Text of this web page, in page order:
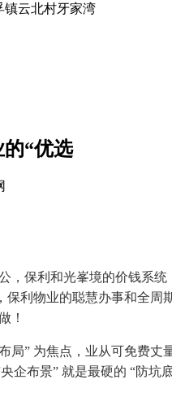
镇云北村牙家湾
“优选
保利和光峯境的价钱系统
保利物业的聪慧办事和全周
！
” 为焦点，业从可免费丈
企布景” 就是最硬的 “防坑